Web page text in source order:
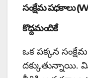
సంక్షేమ పధకాలు
కొద్దమందికే
ఒక పక్కన
దక్కుతున్నాయి.